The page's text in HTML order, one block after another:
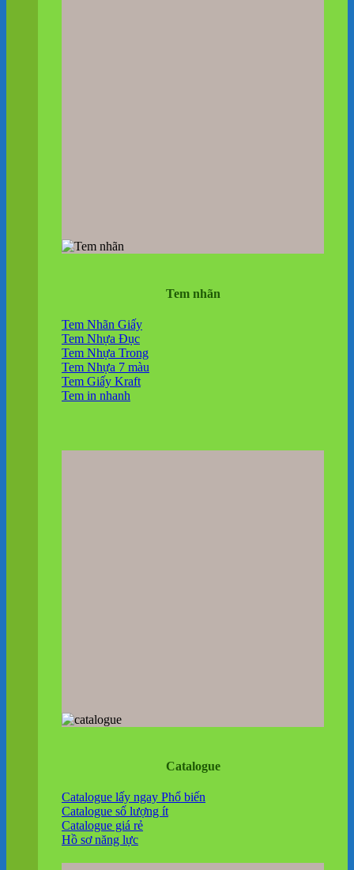
Tem nhãn
Tem Nhãn Giấy
Tem Nhựa Đục
Tem Nhựa Trong
Tem Nhựa 7 màu
Tem Giấy Kraft
Tem in nhanh
Catalogue
Catalogue lấy ngay
Catalogue số lượng ít
Catalogue giá rẻ
Hồ sơ năng lực